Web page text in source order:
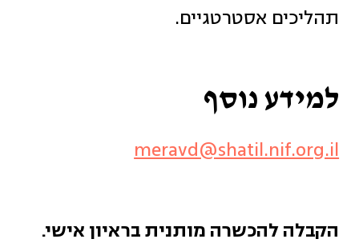
תהליכים אסטרטגיים.
למידע נוסף
meravd@shatil.nif.org.il
הקבלה להכשרה מותנית בראיון אישי.